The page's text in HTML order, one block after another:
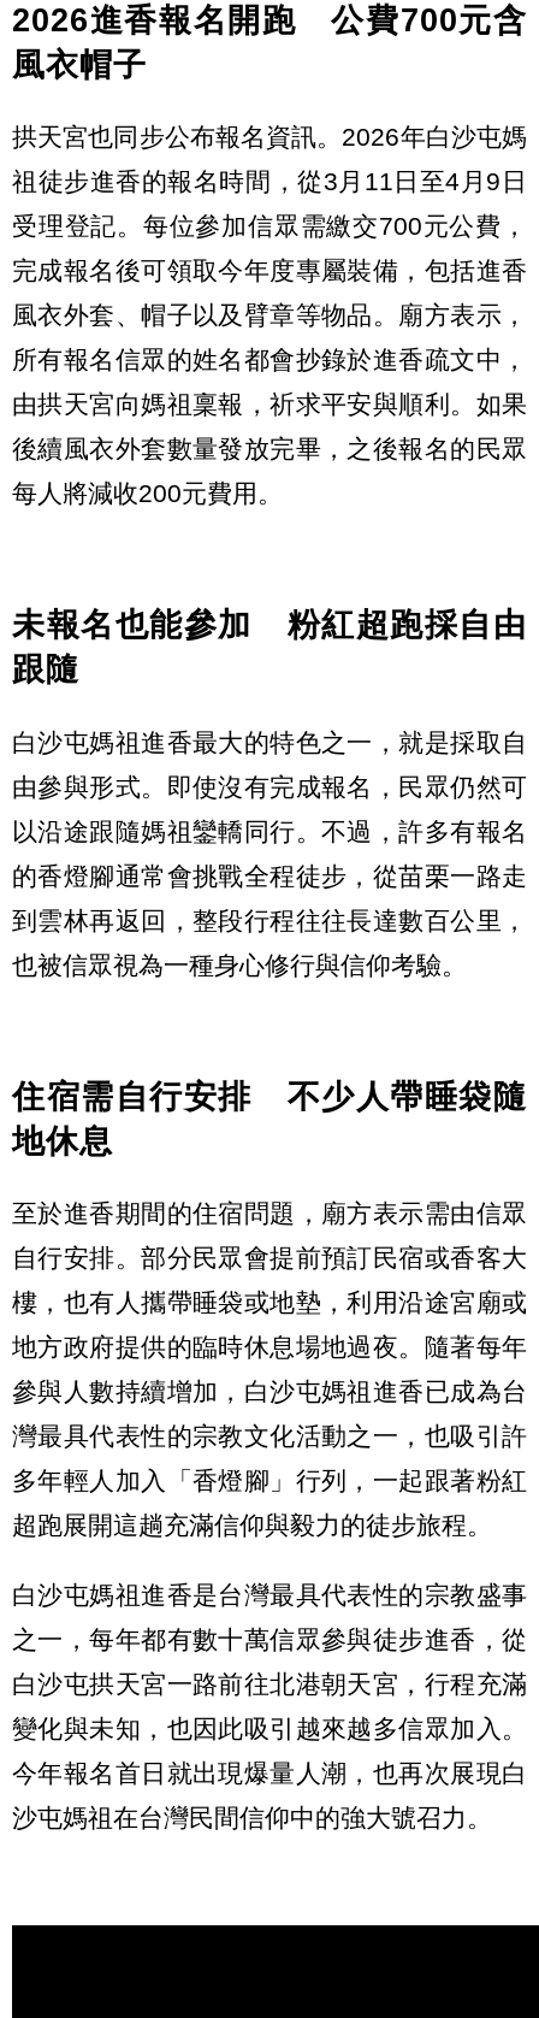
2026進香報名開跑 公費700元含
風衣帽子
拱天宮也同步公布報名資訊。2026年白沙屯媽
祖徒步進香的報名時間，從3月11日至4月9日
受理登記。每位參加信眾需繳交700元公費，
完成報名後可領取今年度專屬裝備，包括進香
風衣外套、帽子以及臂章等物品。廟方表示，
所有報名信眾的姓名都會抄錄於進香疏文中，
由拱天宮向媽祖稟報，祈求平安與順利。如果
後續風衣外套數量發放完畢，之後報名的民眾
每人將減收200元費用。
未報名也能參加 粉紅超跑採自由
跟隨
白沙屯媽祖進香最大的特色之一，就是採取自
由參與形式。即使沒有完成報名，民眾仍然可
以沿途跟隨媽祖鑾轎同行。不過，許多有報名
的香燈腳通常會挑戰全程徒步，從苗栗一路走
到雲林再返回，整段行程往往長達數百公里，
也被信眾視為一種身心修行與信仰考驗。
住宿需自行安排 不少人帶睡袋隨
地休息
至於進香期間的住宿問題，廟方表示需由信眾
自行安排。部分民眾會提前預訂民宿或香客大
樓，也有人攜帶睡袋或地墊，利用沿途宮廟或
地方政府提供的臨時休息場地過夜。隨著每年
參與人數持續增加，白沙屯媽祖進香已成為台
灣最具代表性的宗教文化活動之一，也吸引許
多年輕人加入「香燈腳」行列，一起跟著粉紅
超跑展開這趟充滿信仰與毅力的徒步旅程。
白沙屯媽祖進香是台灣最具代表性的宗教盛事
之一，每年都有數十萬信眾參與徒步進香，從
白沙屯拱天宮一路前往北港朝天宮，行程充滿
變化與未知，也因此吸引越來越多信眾加入。
今年報名首日就出現爆量人潮，也再次展現白
沙屯媽祖在台灣民間信仰中的強大號召力。